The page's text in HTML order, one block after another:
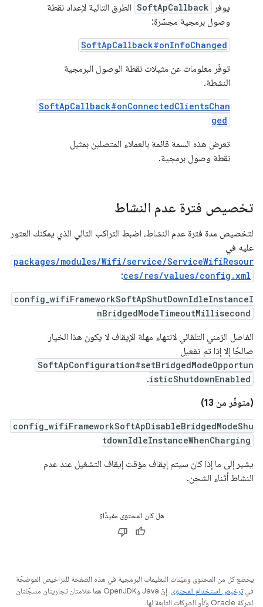
يوفر
SoftApCallback الطرق التالية لإعداد نقطة
وصول برمجية مجسّرة:
SoftApCallback#onInfoChanged
توفّر معلومات عن مثيلات نقطة الوصول البرمجية
النشطة.
SoftApCallback#onConnectedClientsChan
ged
تعرض هذه السمة قائمة بالعملاء المتصلين بمثيل
نقطة وصول برمجية.
تخصيص فترة عدم النشاط
لتخصيص مدة فترة عدم النشاط، اضبط التراكب التالي الذي يمكنك العثور
عليه في
packages/modules/Wifi/service/ServiceWifiResour
ces/res/values/config.xml
:
config_wifiFrameworkSoftApShutDownIdleInstanceI
nBridgedModeTimeoutMillisecond
الفاصل الزمني التلقائي لانتهاء مهلة الإيقاف لا يكون هذا الخيار
صالحًا إلا إذا تم تفعيل
SoftApConfiguration#setBridgedModeOpportun
isticShutdownEnabled
.
(متوفّر من 13)
config_wifiFrameworkSoftApDisableBridgedModeShu
tdownIdleInstanceWhenCharging
يشير إلى ما إذا كان سيتم إيقاف مؤقت إيقاف التشغيل عند عدم
النشاط أثناء الشحن.
هل كان المحتوى مفيدًا؟
يخضع كل من المحتوى وعيّنات التعليمات البرمجية في هذه الصفحة للتراخيص الموضحّة
فيترخيص استخدام المحتوى
. إنّ Java وOpenJDK هما علامتان تجاريتان مسجَّلتان
لشركة Oracle و/أو الشركات التابعة لها.